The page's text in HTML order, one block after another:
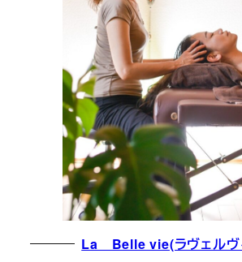
La Belle vie(ラヴェルヴ